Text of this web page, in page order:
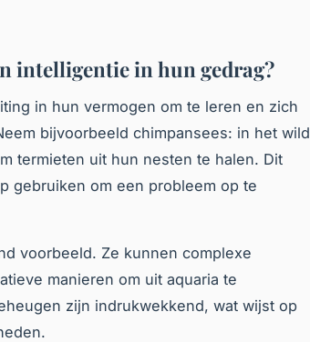
intelligentie in hun gedrag?
in hun vermogen om te leren en zich
bijvoorbeeld chimpansees: in het wild
termieten uit hun nesten te halen. Dit
gebruiken om een probleem op te
voorbeeld. Ze kunnen complexe
manieren om uit aquaria te
zijn indrukwekkend, wat wijst op